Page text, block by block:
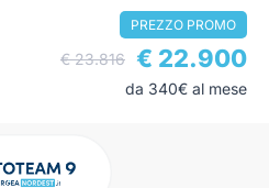
PREZZO PROMO
€ 23.816 € 22.900
da 340€ al mese